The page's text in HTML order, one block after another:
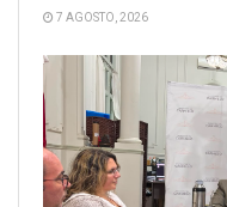
7 AGOSTO, 2026